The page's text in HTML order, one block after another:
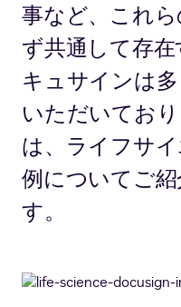
事など、これ
ず共通して存
キュサインは
いただいてお
は、ライフサ
例についてご
す。